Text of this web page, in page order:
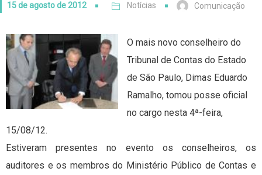
15 de agosto de 2012 Notícias Comunicação
O mais novo conselheiro do
Tribunal de Contas do Estado
de São Paulo, Dimas Eduardo
Ramalho, tomou posse oficial
no cargo nesta 4ª-feira,
15/08/12.
Estiveram presentes no evento os conselheiros, os
auditores e os membros do Ministério Público de Contas e